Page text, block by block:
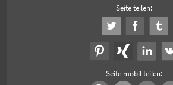
Seite teilen:
Seite mobil teilen: